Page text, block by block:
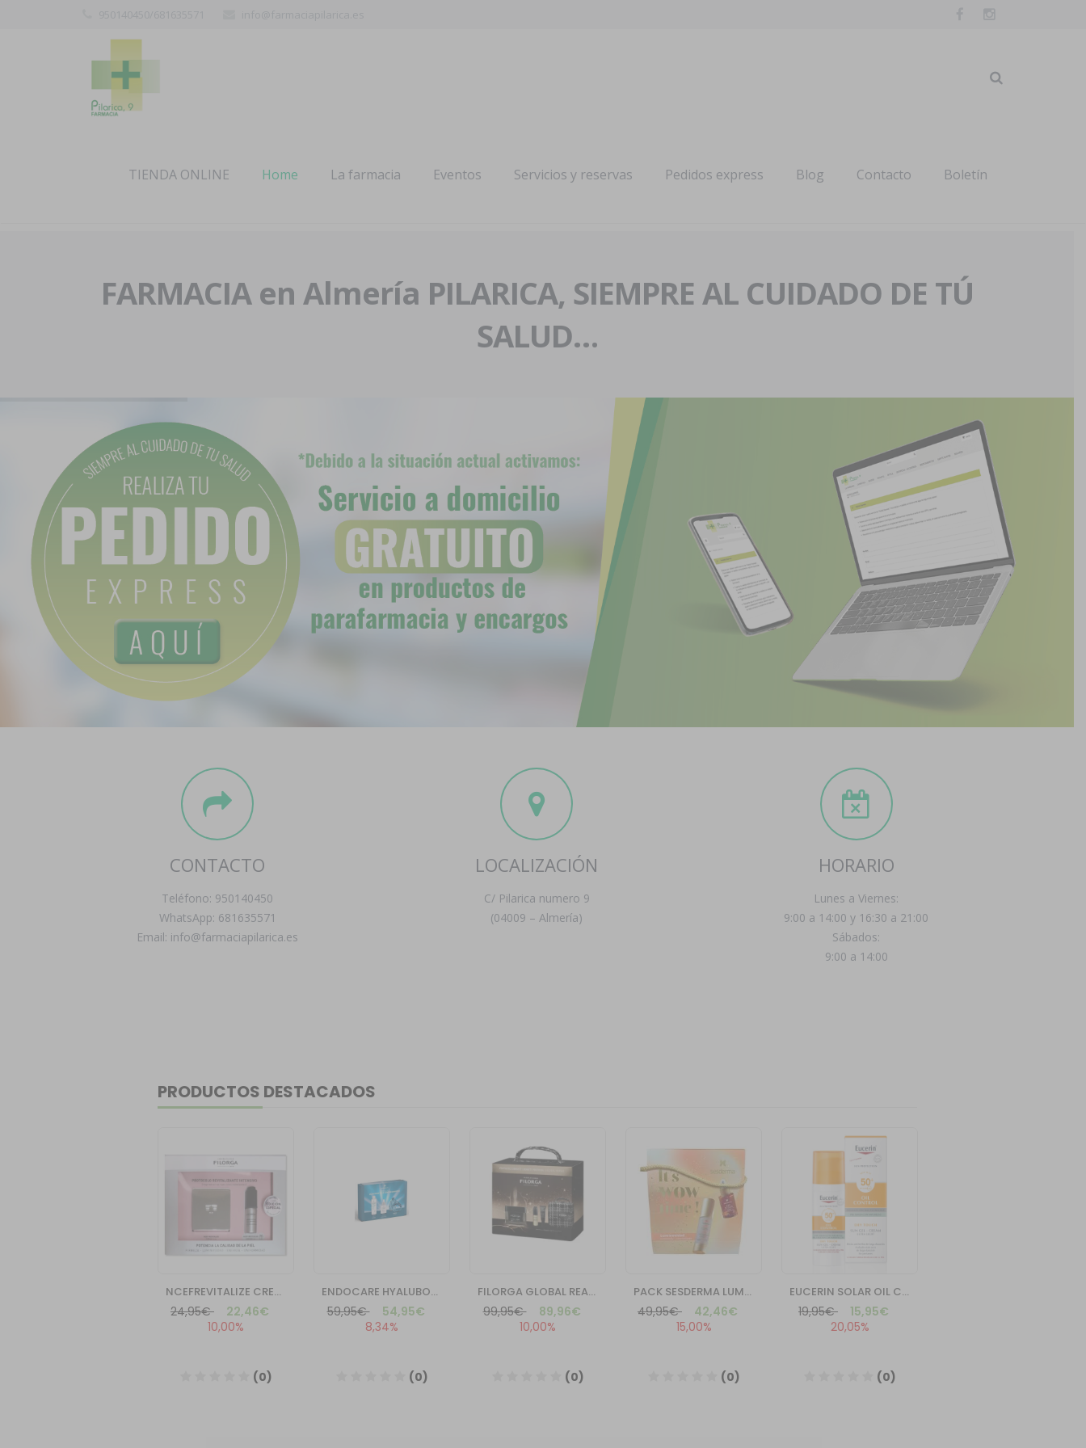
TIENDA ONLINE Home La farmacia Eventos Servicios y reservas Pedidos express Blog Contacto Boletín
FARMACIA en Almería PILARICA, SIEMPRE AL CUIDADO DE TÚ
SALUD…
CONTACTO
Teléfono: 950140450
WhatsApp: 681635571
Email: info@farmaciapilarica.es
LOCALIZACIÓN
C/ Pilarica numero 9
(04009 – Almería)
HORARIO
Lunes a Viernes:
9:00 a 14:00 y 16:30 a 21:00
Sábados:
9:00 a 14:00